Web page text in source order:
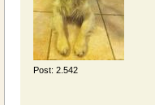
Post: 2.542